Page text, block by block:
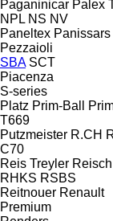
Paganinicar Palex
NPL NS NV
Paneltex Panissars
Pezzaioli
SBA SCT
Piacenza
S-series
Platz Prim-Ball
T669
Putzmeister R.CH
C70
Reis Treyler Reisch
RHKS RSBS
Reitnouer Renault
Premium